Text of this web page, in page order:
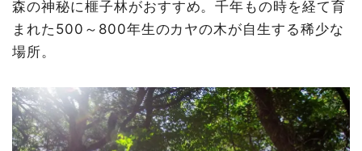
森の神秘に榧子林がおすすめ。千年もの時を経て育
まれた500～800年生のカヤの木が自生する稀少な
場所。